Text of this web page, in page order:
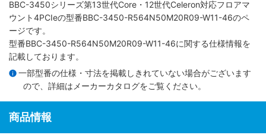
BBC-3450シリーズ第13世代Core・12世代Celeron対応フロアマ
ウント4PCIeの型番BBC-3450-R564N50M20R09-W11-46のペ
ージです。
型番BBC-3450-R564N50M20R09-W11-46に関する仕様情報を
記載しております。
一部型番の仕様・寸法を掲載しきれていない場合がございます
ので、詳細は メーカーカタログをご覧ください。
商品情報